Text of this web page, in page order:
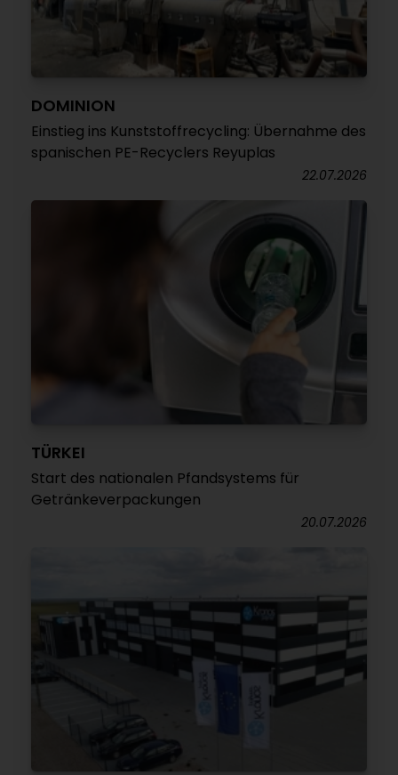
DOMINION
Einstieg ins Kunststoffrecycling: Übernahme des
spanischen PE-Recyclers Reyuplas
22.07.2026
TÜRKEI
Start des nationalen Pfandsystems für
Getränkeverpackungen
20.07.2026